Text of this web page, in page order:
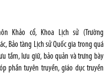
Khảo cổ, Khoa Lịch sử (Trường
Bảo tàng Lịch sử Quốc gia trong quá
tầm, lưu giữ, bảo quản và trưng bày
phần tuyên truyền, giáo dục truyền